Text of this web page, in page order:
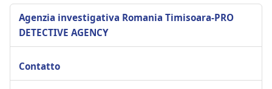
Agenzia investigativa Romania Timisoara-PRO
DETECTIVE AGENCY
Contatto